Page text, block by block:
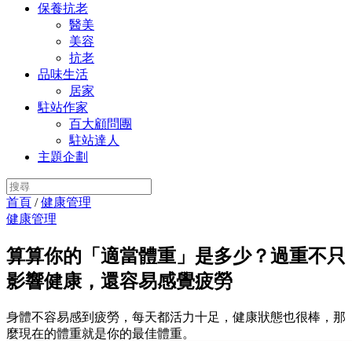
保養抗老
醫美
美容
抗老
品味生活
居家
駐站作家
百大顧問團
駐站達人
主題企劃
首頁 /健康管理
健康管理
算算你的「適當體重」是多少？過重不只
影響健康，還容易感覺疲勞
身體不容易感到疲勞，每天都活力十足，健康狀態也很棒，那
麼現在的體重就是你的最佳體重。